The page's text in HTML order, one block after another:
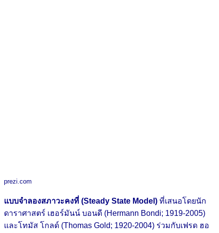
prezi.com
แบบจำลองสภาวะคงที่ (Steady State Model) ที่เสนอโดยนัก
ดาราศาสตร์ เฮอร์มันน์ บอนดี (Hermann Bondi; 1919-2005)
และโทมัส โกลด์ (Thomas Gold; 1920-2004) ร่วมกับเฟรด ฮอ